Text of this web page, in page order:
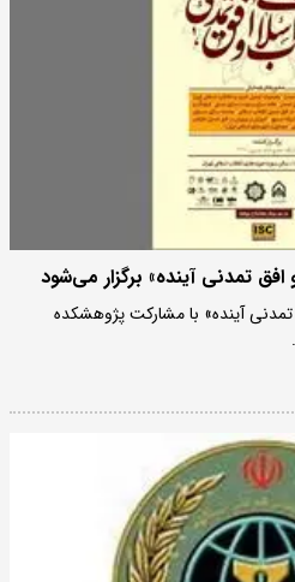
تمدنی آینده» برگزار می‌شود
آینده» با مشارکت پژوهشکده